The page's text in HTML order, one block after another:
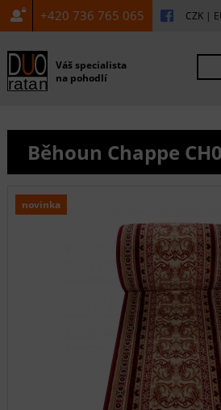
+420 736 765 065 CZK |
Váš specialista
na pohodlí
Běhoun Chappe
novinka